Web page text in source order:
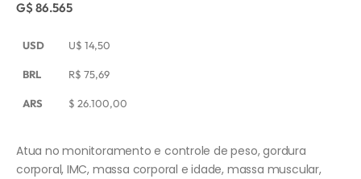
G$ 86.565
USD U$ 14,50
BRL R$ 75,69
ARS $ 26.100,00
Atua no monitoramento e controle de peso, gordura
corporal, IMC, massa corporal e idade, massa muscular,